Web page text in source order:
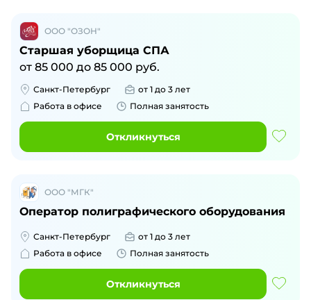
ООО "ОЗОН"
Старшая уборщица СПА
от 85 000 до 85 000 руб.
Санкт-Петербург
от 1 до 3 лет
Работа в офисе
Полная занятость
Откликнуться
ООО "МГК"
Оператор полиграфического оборудования
Санкт-Петербург
от 1 до 3 лет
Работа в офисе
Полная занятость
Откликнуться